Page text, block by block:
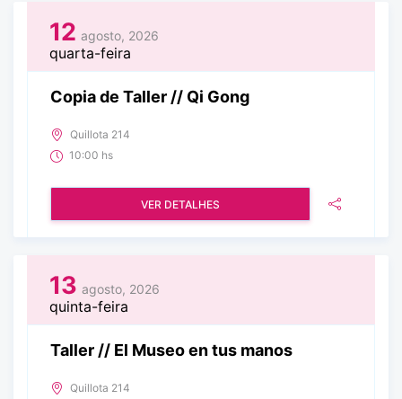
12 agosto, 2026
quarta-feira
Copia de Taller // Qi Gong
Quillota 214
10:00 hs
VER DETALHES
13 agosto, 2026
quinta-feira
Taller // El Museo en tus manos
Quillota 214